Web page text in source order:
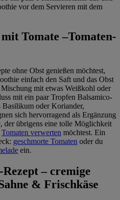
vor dem Servieren mit dem
Tomate –Tomaten-
ohne Obst genießen möchtest,
einfach den Saft und das Obst
mit etwas Weißkohl oder
mit ein paar Tropfen Balsamico-
oder Koriander,
sich hervorragend als Ergänzung
der übrigens eine tolle Möglichkeit
Tomaten verwerten möchtest. Ein
geschmorte Tomaten oder du
ein.
– cremige
& Frischkäse